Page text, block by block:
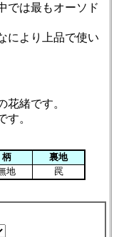
では最もオーソド
により上品で使い
花緒です。
す。
柄
裏地
地 罠